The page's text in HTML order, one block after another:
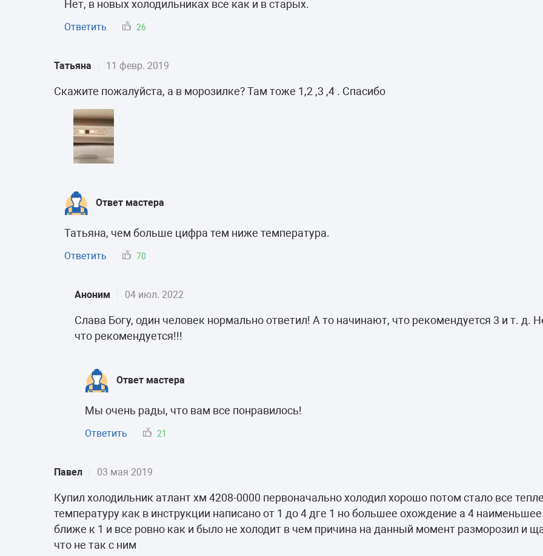
Нет, в новых холодильниках все как и в старых.
Ответить 26
Татьяна 11 февр. 2019
Скажите пожалуйста, а в морозилке? Там тоже 1,2 ,3 ,4 . Спасибо
Ответ мастера
Татьяна, чем больше цифра тем ниже температура.
Ответить 70
Аноним 04 июл. 2022
Слава Богу, один человек нормально ответил! А то начинают, что рекомендуется 3 и т. д.
что рекомендуется!!!
Ответ мастера
Мы очень рады, что вам все понравилось!
Ответить 21
Павел 03 мая 2019
Купил холодильник атлант хм 4208-0000 первоначально холодил хорошо потом стало все
температуру как в инструкции написано от 1 до 4 дге 1 но большее охождение а 4 наименьшее
ближе к 1 и все ровно как и было не холодит в чем причина на данный момент разморозил и
что не так с ним